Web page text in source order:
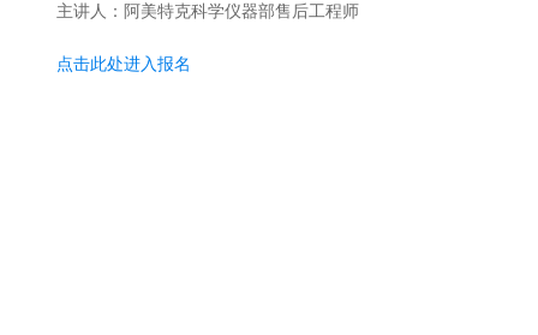
主讲人：阿美特克科学仪器部售后工程师
点击此处进入报名